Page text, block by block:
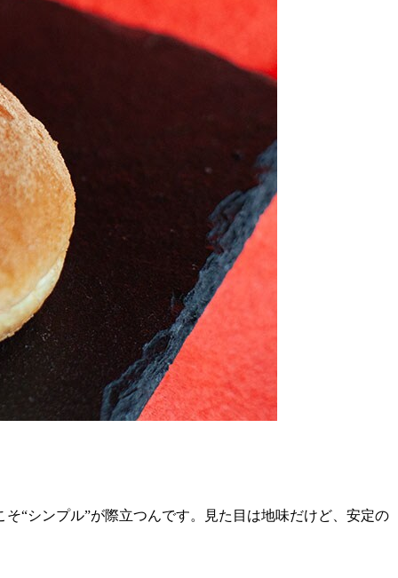
“シンプル”が際立つんです。見た目は地味だけど、安定の